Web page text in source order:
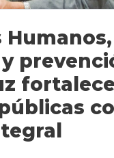
Humanos,
fortalece